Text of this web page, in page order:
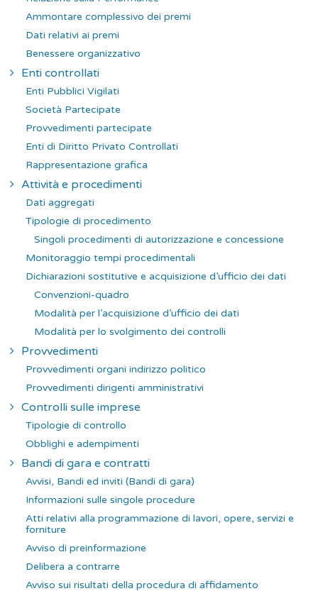
Ammontare complessivo dei premi
Dati relativi ai premi
Benessere organizzativo
Enti controllati
Enti Pubblici Vigilati
Società Partecipate
Provvedimenti partecipate
Enti di Diritto Privato Controllati
Rappresentazione grafica
Attività e procedimenti
Dati aggregati
Tipologie di procedimento
Singoli procedimenti di autorizzazione e concessione
Monitoraggio tempi procedimentali
Dichiarazioni sostitutive e acquisizione d’ufficio dei dati
Convenzioni-quadro
Modalità per l’acquisizione d’ufficio dei dati
Modalità per lo svolgimento dei controlli
Provvedimenti
Provvedimenti organi indirizzo politico
Provvedimenti dirigenti amministrativi
Controlli sulle imprese
Tipologie di controllo
Obblighi e adempimenti
Bandi di gara e contratti
Avvisi, Bandi ed inviti (Bandi di gara)
Informazioni sulle singole procedure
Atti relativi alla programmazione di lavori, opere, servizi e
forniture
Avviso di preinformazione
Delibera a contrarre
Avviso sui risultati della procedura di affidamento